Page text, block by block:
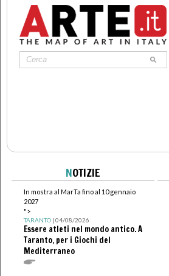
NOTIZIE
In mostra al MarTa fino al 10 gennaio
2027
">
TARANTO| 04/08/2026
Essere atleti nel mondo antico. A
Taranto, per i Giochi del
Mediterraneo